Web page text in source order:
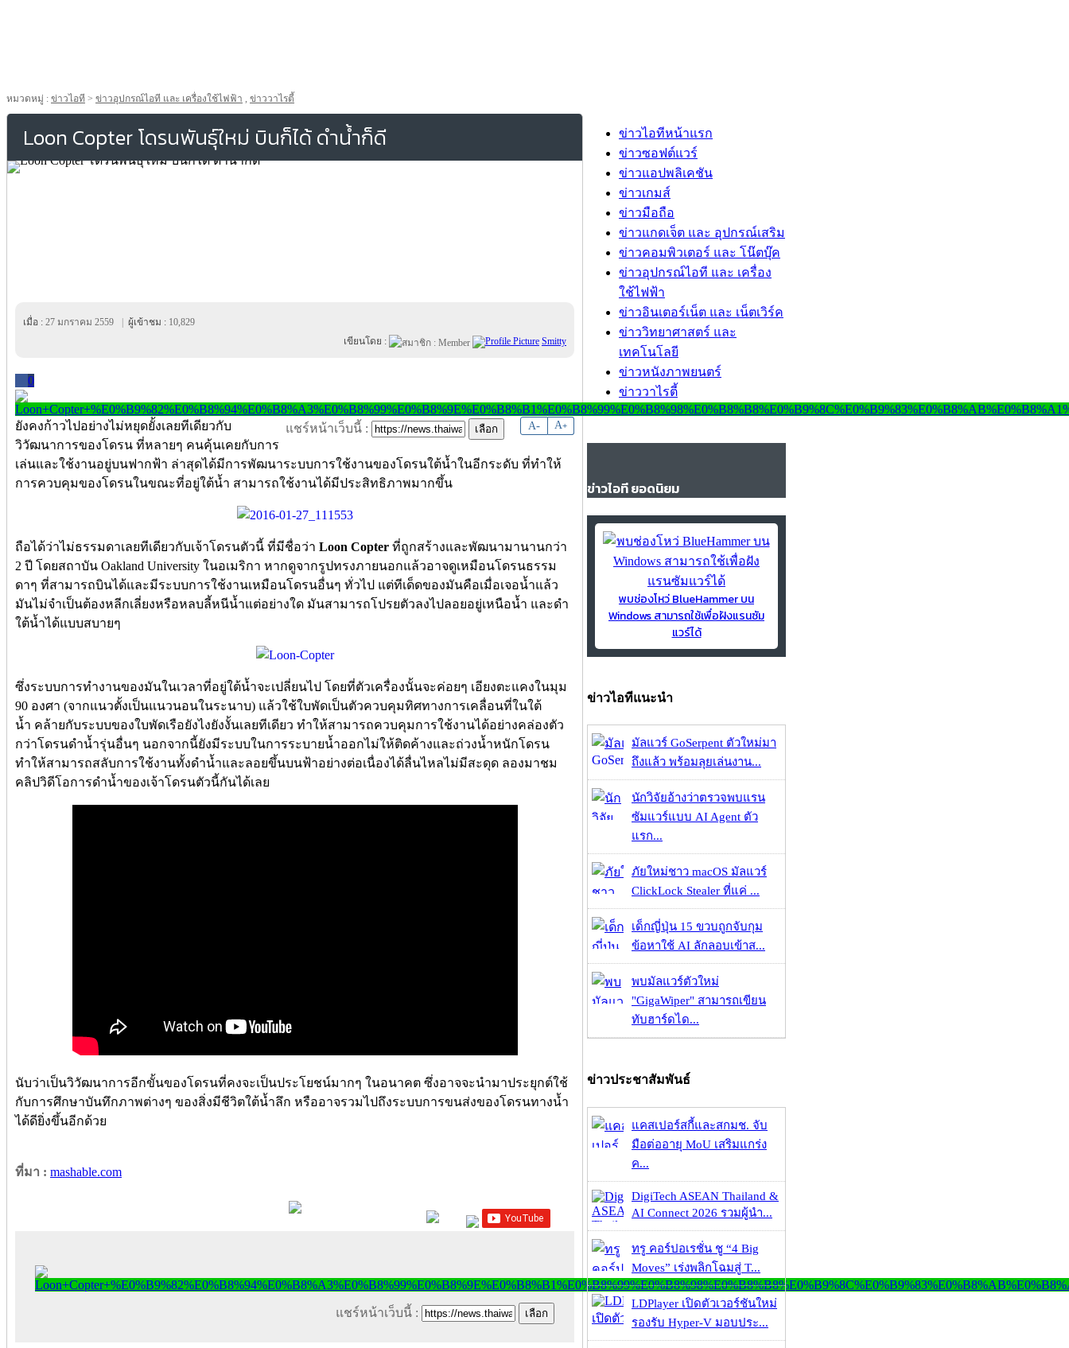
หมวดหมู่ : ข่าวไอที > ข่าวอุปกรณ์ไอที และ เครื่องใช้ไฟฟ้า , ข่าววาไรตี้
Loon Copter โดรนพันธุ์ใหม่ บินก็ได้ ดำน้ำก็ดี
เมื่อ : 27 มกราคม 2559 ผู้เข้าชม : 10,829
เขียนโดย :
Smitty
0
A- A+
แชร์หน้าเว็บนี้ :
ยังคงก้าวไปอย่างไม่หยุดยั้งเลยทีเดียวกับ
วิวัฒนาการของโดรน ที่หลายๆ คนคุ้นเคยกับการ
เล่นและใช้งานอยู่บนฟากฟ้า ล่าสุดได้มีการพัฒนาระบบการใช้งานของโดรนใต้น้ำในอีกระดับ ที่ทำให้
การควบคุมของโดรนในขณะที่อยู่ใต้น้ำ สามารถใช้งานได้มีประสิทธิภาพมากขึ้น
ถือได้ว่าไม่ธรรมดาเลยทีเดียวกับเจ้าโดรนตัวนี้ ที่มีชื่อว่า Loon Copter ที่ถูกสร้างและพัฒนามานานกว่า
2 ปี โดยสถาบัน Oakland University ในอเมริกา หากดูจากรูปทรงภายนอกแล้วอาจดูเหมือนโดรนธรรม
ดาๆ ที่สามารถบินได้และมีระบบการใช้งานเหมือนโดรนอื่นๆ ทั่วไป แต่ทีเด็ดของมันคือเมื่อเจอน้ำแล้ว
มันไม่จำเป็นต้องหลีกเลี่ยงหรือหลบลี้หนีน้ำแต่อย่างใด มันสามารถโปรยตัวลงไปลอยอยู่เหนือน้ำ และดำ
ใต้น้ำได้แบบสบายๆ
ซึ่งระบบการทำงานของมันในเวลาที่อยู่ใต้น้ำจะเปลี่ยนไป โดยที่ตัวเครื่องนั้นจะค่อยๆ เอียงตะแคงในมุม
90 องศา (จากแนวตั้งเป็นแนวนอนในระนาบ) แล้วใช้ใบพัดเป็นตัวควบคุมทิศทางการเคลื่อนที่ในใต้
น้ำ คล้ายกับระบบของใบพัดเรือยังไงยังงั้นเลยทีเดียว ทำให้สามารถควบคุมการใช้งานได้อย่างคล่องตัว
กว่าโดรนดำน้ำรุ่นอื่นๆ นอกจากนี้ยังมีระบบในการระบายน้ำออกไม่ให้ติดค้างและถ่วงน้ำหนักโดรน
ทำให้สามารถสลับการใช้งานทั้งดำน้ำและลอยขึ้นบนฟ้าอย่างต่อเนื่องได้ลื่นไหลไม่มีสะดุด ลองมาชม
คลิปวิดีโอการดำน้ำของเจ้าโดรนตัวนี้กันได้เลย
นับว่าเป็นวิวัฒนาการอีกขั้นของโดรนที่คงจะเป็นประโยชน์มากๆ ในอนาคต ซึ่งอาจจะนำมาประยุกต์ใช้
กับการศึกษาบันทึกภาพต่างๆ ของสิ่งมีชีวิตใต้น้ำลึก หรืออาจรวมไปถึงระบบการขนส่งของโดรนทางน้ำ
ได้ดียิ่งขึ้นอีกด้วย
ที่มา : mashable.com
แชร์หน้าเว็บนี้ :
ข่าวไอทีหน้าแรก
ข่าวซอฟต์แวร์
ข่าวแอปพลิเคชัน
ข่าวเกมส์
ข่าวมือถือ
ข่าวแกดเจ็ต และ อุปกรณ์เสริม
ข่าวคอมพิวเตอร์ และ โน๊ตบุ๊ค
ข่าวอุปกรณ์ไอที และ เครื่อง
ใช้ไฟฟ้า
ข่าวอินเตอร์เน็ต และ เน็ตเวิร์ค
ข่าววิทยาศาสตร์ และ
เทคโนโลยี
ข่าวหนังภาพยนตร์
ข่าววาไรตี้
ข่าวไอที ยอดนิยม
พบช่องโหว่ BlueHammer บน
Windows สามารถใช้เพื่อฝังแรนซัม
แวร์ได้
ข่าวไอทีแนะนำ
มัลแวร์ GoSerpent ตัวใหม่มา
ถึงแล้ว พร้อมลุยเล่นงาน...
นักวิจัยอ้างว่าตรวจพบแรน
ซัมแวร์แบบ AI Agent ตัว
แรก...
ภัยใหม่ชาว macOS มัลแวร์
ClickLock Stealer ที่แค่ ...
เด็กญี่ปุ่น 15 ขวบถูกจับกุม
ข้อหาใช้ AI ลักลอบเข้าส...
พบมัลแวร์ตัวใหม่
"GigaWiper" สามารถเขียน
ทับฮาร์ดได...
ข่าวประชาสัมพันธ์
แคสเปอร์สกี้และสกมช. จับ
มือต่ออายุ MoU เสริมแกร่ง
ค...
DigiTech ASEAN Thailand &
AI Connect 2026 รวมผู้นำ...
ทรู คอร์ปอเรชั่น ชู “4 Big
Moves” เร่งพลิกโฉมสู่ T...
LDPlayer เปิดตัวเวอร์ชันใหม่
รองรับ Hyper-V มอบประ...